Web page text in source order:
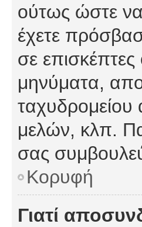
ούτως ώστε
έχετε
σε
μηνύματα,
μελών, κλπ.
σας
Κορυφή
Γιατί